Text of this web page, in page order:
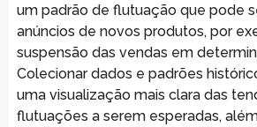
um padrão de flutuação que pode
anúncios de novos produtos, por
suspensão das vendas em
Colecionar dados e padrões
uma visualização mais clara das
flutuações a serem esperadas,